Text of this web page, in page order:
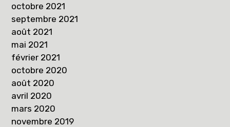
octobre 2021
septembre 2021
août 2021
mai 2021
février 2021
octobre 2020
août 2020
avril 2020
mars 2020
novembre 2019